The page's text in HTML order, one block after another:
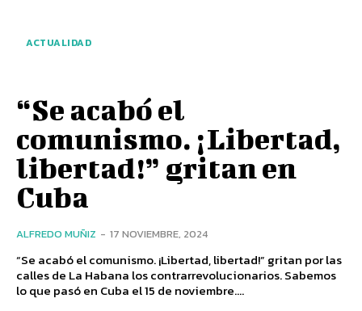
ACTUALIDAD
“Se acabó el
comunismo. ¡Libertad,
libertad!” gritan en
Cuba
ALFREDO MUÑIZ - 17 NOVIEMBRE, 2024
“Se acabó el comunismo. ¡Libertad, libertad!” gritan por las
calles de La Habana los contrarrevolucionarios. Sabemos
lo que pasó en Cuba el 15 de noviembre....